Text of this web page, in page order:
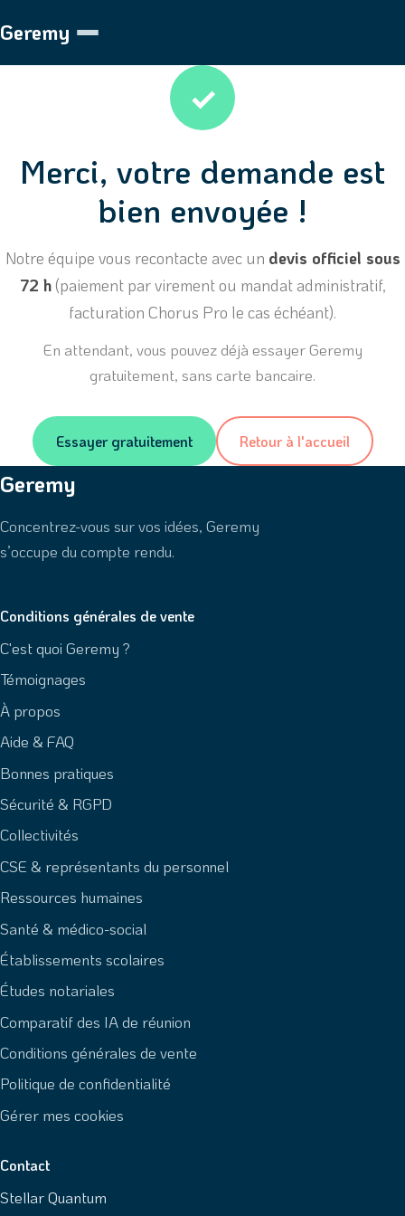
Geremy
✓
Merci, votre demande est
bien envoyée !
Notre équipe vous recontacte avec un devis officiel sous
72 h(paiement par virement ou mandat administratif,
facturation Chorus Pro le cas échéant).
En attendant, vous pouvez déjà essayer Geremy
gratuitement, sans carte bancaire.
Essayer gratuitement Retour à l'accueil
Geremy
Concentrez-vous sur vos idées, Geremy
s’occupe du compte rendu.
Conditions générales de vente
C'est quoi Geremy ?
Témoignages
À propos
Aide & FAQ
Bonnes pratiques
Sécurité & RGPD
Collectivités
CSE & représentants du personnel
Ressources humaines
Santé & médico-social
Établissements scolaires
Études notariales
Comparatif des IA de réunion
Conditions générales de vente
Politique de confidentialité
Gérer mes cookies
Contact
Stellar Quantum